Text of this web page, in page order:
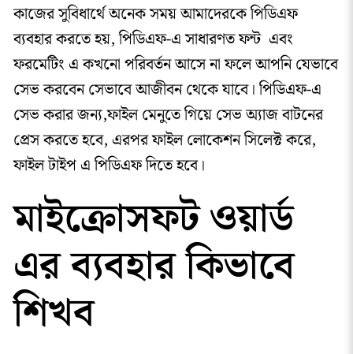
কাজের সুবিধার্থে অনেক সময় আমাদেরকে পিডিএফ
ব্যবহার করতে হয়, পিডিএফ-এ সাধারণত ফন্ট এবং
ফরমেটিং এ কখনো পরিবর্তন আসে না ফলে আপনি যেভাবে
সেভ করবেন সেভাবে আজীবন থেকে যাবে। পিডিএফ-এ
সেভ করার জন্য,ফাইল মেনুতে গিয়ে সেভ অ্যাজ বাটনের
প্রেস করতে হবে, এরপর ফাইল লোকেশন সিলেক্ট করে,
ফাইল টাইপ এ পিডিএফ দিতে হবে।
মাইক্রোসফট ওয়ার্ড
এর ব্যবহার কিভাবে
শিখব